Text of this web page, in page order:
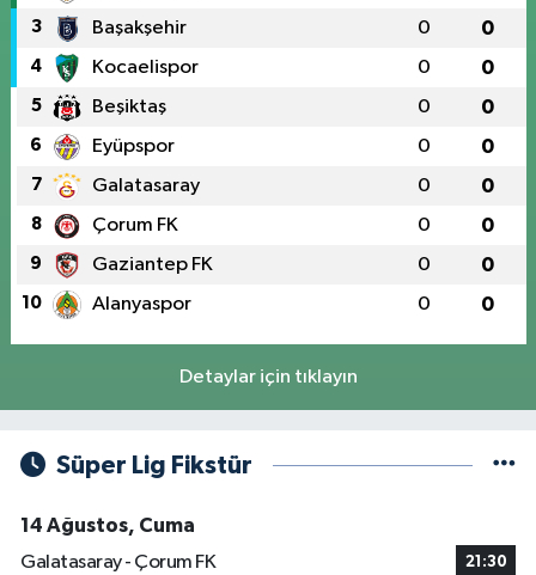
3 Başakşehir 0 0
4 Kocaelispor 0 0
5 Beşiktaş 0 0
6 Eyüpspor 0 0
7 Galatasaray 0 0
8 Çorum FK 0 0
9 Gaziantep FK 0 0
10 Alanyaspor 0 0
Detaylar için tıklayın
Süper Lig Fikstür
14 Ağustos, Cuma
Galatasaray - Çorum FK
21:30